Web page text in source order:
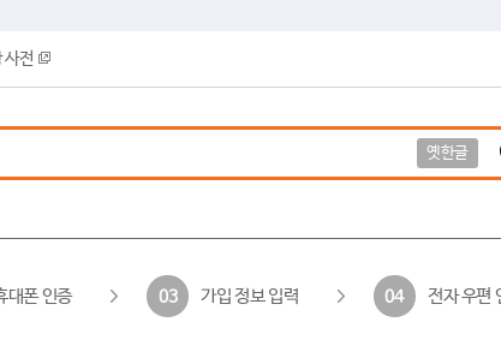
사전
옛한글
대폰 인증 03 가입 정보 입력 04 전자 우편